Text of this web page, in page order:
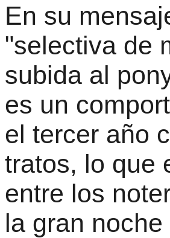
En su
"selectiva de
subida al
es un
el tercer año
tratos, lo que
entre los
la gran